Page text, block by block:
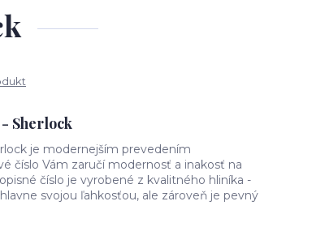
Sherlock
je modernejším prevedením
číslo Vám zaručí modernosť a inakosť na
číslo je vyrobené z kvalitného hliníka -
svojou ľahkosťou, ale zároveň je pevný